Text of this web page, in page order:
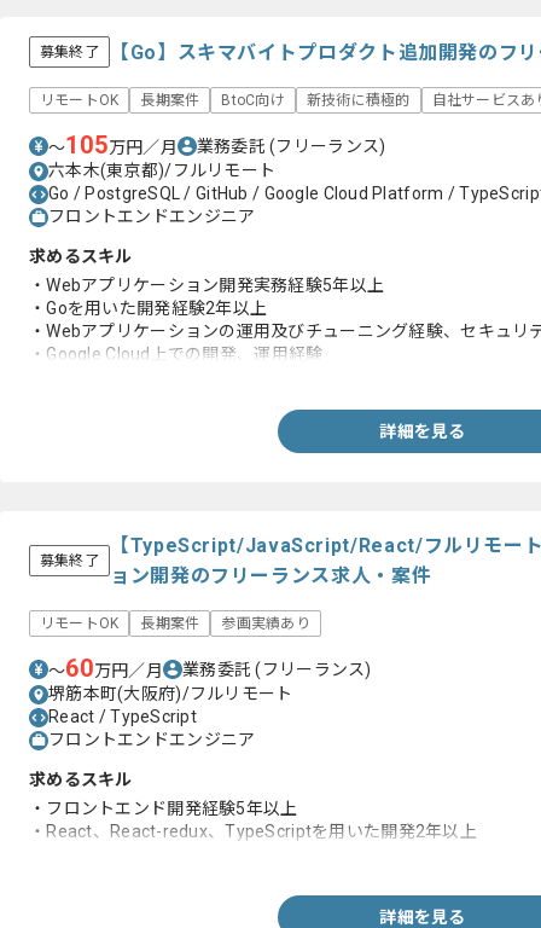
募集終了 【Go】スキマバイトプロダクト追加開発のフ
リモートOK 長期案件 BtoC向け 新技術に積極的 自社サービスあ
〜105万円／月 業務委託(フリーランス)
六本木(東京都)/フルリモート
Go / PostgreSQL / GitHub / Google Cloud Platform /
フロントエンドエンジニア
求めるスキル
・Webアプリケーション開発実務経験5年以上
・Goを用いた開発経験2年以上
・Webアプリケーションの運用及びチューニング経験、セキュリ
・Google Cloud上での開発、運用経験
詳細を見る
募集終了
【TypeScript/JavaScript/React/フルリモート
ョン開発のフリーランス求人・案件
リモートOK 長期案件 参画実績あり
〜60万円／月 業務委託(フリーランス)
堺筋本町(大阪府)/フルリモート
React / TypeScript
フロントエンドエンジニア
求めるスキル
・フロントエンド開発経験5年以上
・React、React-redux、TypeScriptを用いた開発2年以上
詳細を見る